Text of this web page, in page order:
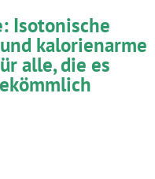
Isotonische
kalorienarme
alle, die es